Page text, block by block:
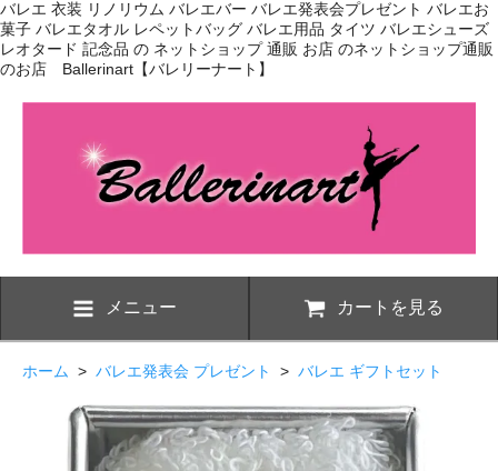
バレエ 衣装 リノリウム バレエバー バレエ発表会プレゼント バレエお
菓子 バレエタオル レペットバッグ バレエ用品 タイツ バレエシューズ
レオタード 記念品 の ネットショップ 通販 お店 のネットショップ通販
のお店 Ballerinart【バレリーナート】
メニュー カートを見る
ホーム > バレエ発表会 プレゼント > バレエ ギフトセット